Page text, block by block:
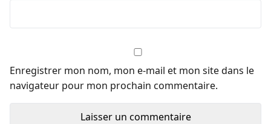
Enregistrer mon nom, mon e-mail et mon site dans le
navigateur pour mon prochain commentaire.